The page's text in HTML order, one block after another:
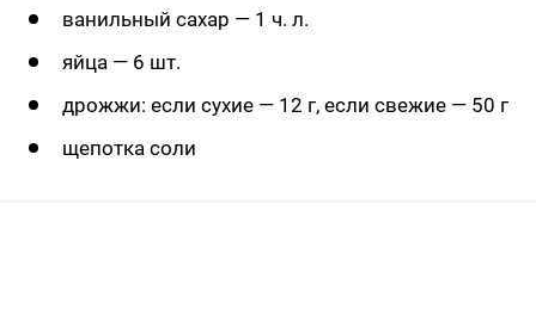
ванильный сахар — 1 ч. л.
яйца — 6 шт.
дрожжи: если сухие — 12 г, если свежие — 50 г
щепотка соли